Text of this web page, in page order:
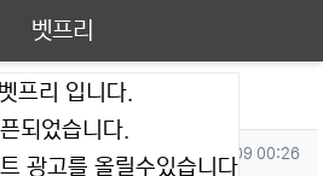
프리 입니다.
되었습니다.
광고를 올릴수있습니다
벳프리
자리 운세
2025.10.09 00:26